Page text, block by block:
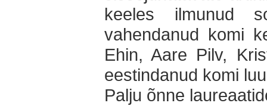
keeles ilmunud
vahendanud komi
Ehin, Aare Pilv,
eestindanud komi
Palju õnne